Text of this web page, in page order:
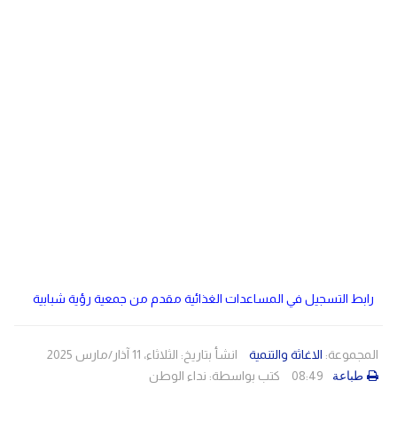
رابط التسجيل في المساعدات الغذائية مقدم من جمعية رؤية شبابية
المجموعة: الاغاثة والتنمية
انشأ بتاريخ: الثلاثاء، 11 آذار/مارس 2025
08:49
كتب بواسطة: نداء الوطن طباعة